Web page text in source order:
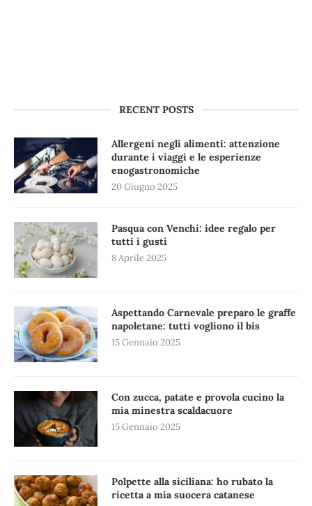
RECENT POSTS
Allergeni negli alimenti: attenzione
durante i viaggi e le esperienze
enogastronomiche
20 Giugno 2025
Pasqua con Venchi: idee regalo per
tutti i gusti
8 Aprile 2025
Aspettando Carnevale preparo le graffe
napoletane: tutti vogliono il bis
15 Gennaio 2025
Con zucca, patate e provola cucino la
mia minestra scaldacuore
15 Gennaio 2025
Polpette alla siciliana: ho rubato la
ricetta a mia suocera catanese